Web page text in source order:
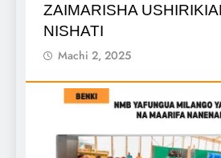
ZAIMARISHA
NISHATI
Machi 2, 2025